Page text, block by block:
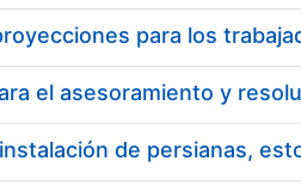
de persianas,